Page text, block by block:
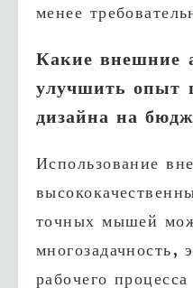
менее
Какие внешние
улучшить опыт
дизайна на
Использование
точных мышей
многозадачность,
рабочего